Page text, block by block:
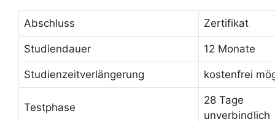
Abschluss Zertifikat
Studiendauer 12 Monate
Studienzeitverlängerung kostenfrei
Testphase
28 Tage
unverbindlich